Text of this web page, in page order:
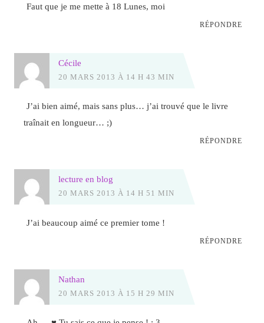
Faut que je me mette à 18 Lunes, moi
RÉPONDRE
Cécile
20 MARS 2013 À 14 H 43 MIN
J’ai bien aimé, mais sans plus… j’ai trouvé que le livre
traînait en longueur… ;)
RÉPONDRE
lecture en blog
20 MARS 2013 À 14 H 51 MIN
J’ai beaucoup aimé ce premier tome !
RÉPONDRE
Nathan
20 MARS 2013 À 15 H 29 MIN